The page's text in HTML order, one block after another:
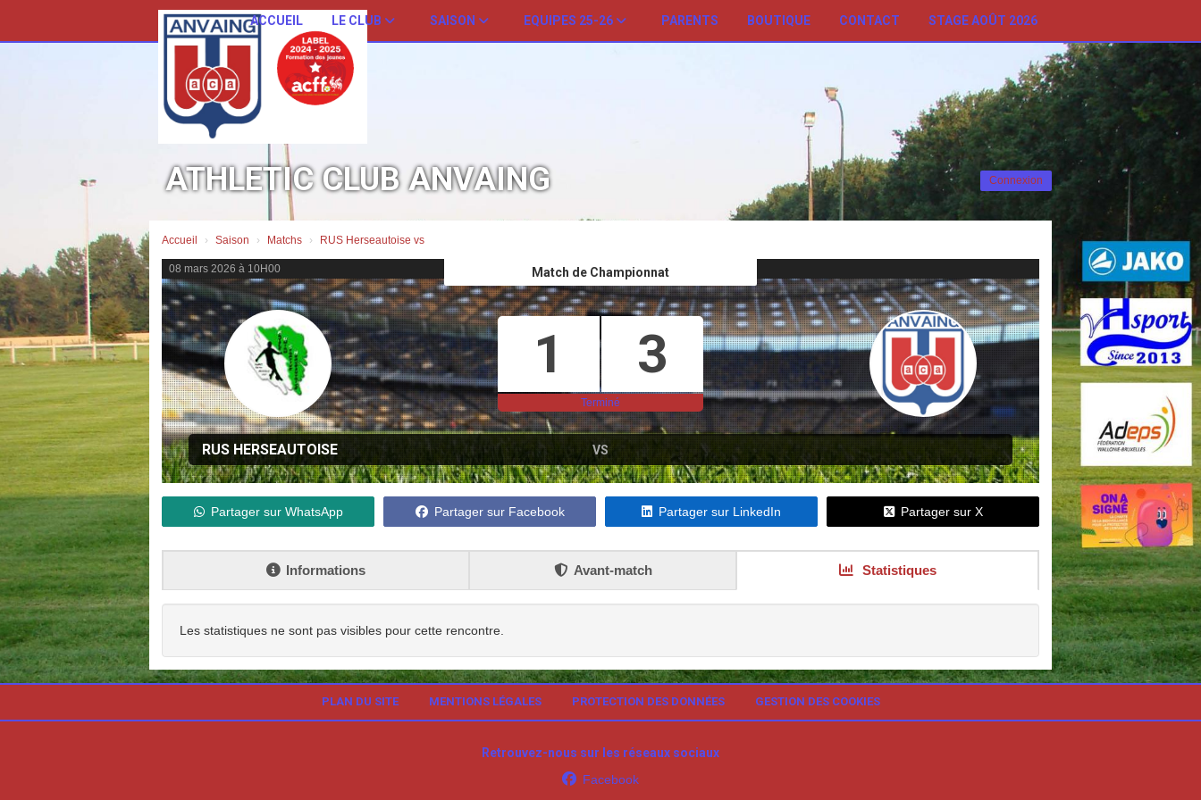
ACCUEIL LE CLUB SAISON EQUIPES 25-26 PARENTS BOUTIQUE CONTACT STAGE AOÛT 2026
Connexion
ATHLETIC CLUB ANVAING
Accueil Saison Matchs RUS Herseautoise vs
08 mars 2026 à 10H00 Match de Championnat
1 3
Terminé
RUS HERSEAUTOISE VS
Partager sur WhatsApp Partager sur Facebook Partager sur LinkedIn Partager sur X
Informations Avant-match Statistiques
Les statistiques ne sont pas visibles pour cette rencontre.
PLAN DU SITE MENTIONS LÉGALES PROTECTION DES DONNÉES GESTION DES COOKIES
Retrouvez-nous sur les réseaux sociaux
Facebook
Panneau de gestion des cookies